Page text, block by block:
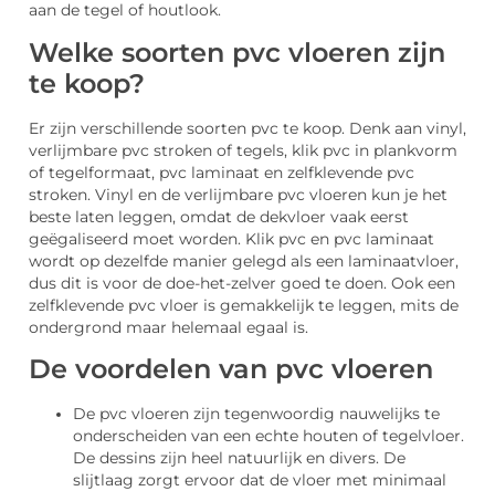
aan de tegel of houtlook.
Welke soorten pvc vloeren zijn
te koop?
Er zijn verschillende soorten pvc te koop. Denk aan vinyl,
verlijmbare pvc stroken of tegels, klik pvc in plankvorm
of tegelformaat, pvc laminaat en zelfklevende pvc
stroken. Vinyl en de verlijmbare pvc vloeren kun je het
beste laten leggen, omdat de dekvloer vaak eerst
geëgaliseerd moet worden. Klik pvc en pvc laminaat
wordt op dezelfde manier gelegd als een laminaatvloer,
dus dit is voor de doe-het-zelver goed te doen. Ook een
zelfklevende pvc vloer is gemakkelijk te leggen, mits de
ondergrond maar helemaal egaal is.
De voordelen van pvc vloeren
De pvc vloeren zijn tegenwoordig nauwelijks te
onderscheiden van een echte houten of tegelvloer.
De dessins zijn heel natuurlijk en divers. De
slijtlaag zorgt ervoor dat de vloer met minimaal